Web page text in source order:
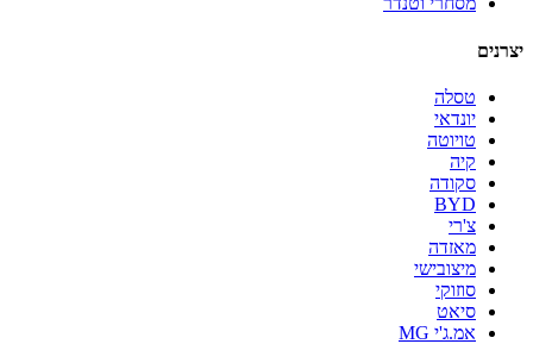
יצרנים
טסלה
יונדאי
טויוטה
קיה
סקודה
BYD
צ'רי
מאזדה
מיצובישי
סוזוקי
סיאט
אמ.ג'י MG